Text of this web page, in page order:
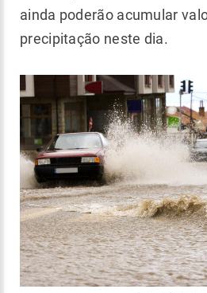
ainda poderão acumular
precipitação neste dia.